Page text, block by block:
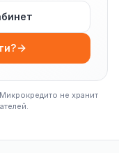
не хранит